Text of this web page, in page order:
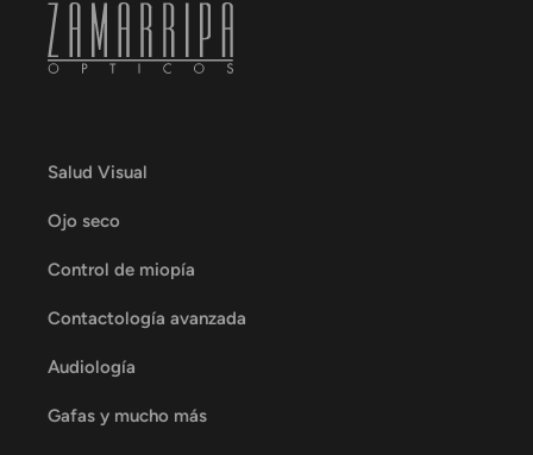
Salud Visual
Ojo seco
Control de miopía
Contactología avanzada
Audiología
Gafas y mucho más